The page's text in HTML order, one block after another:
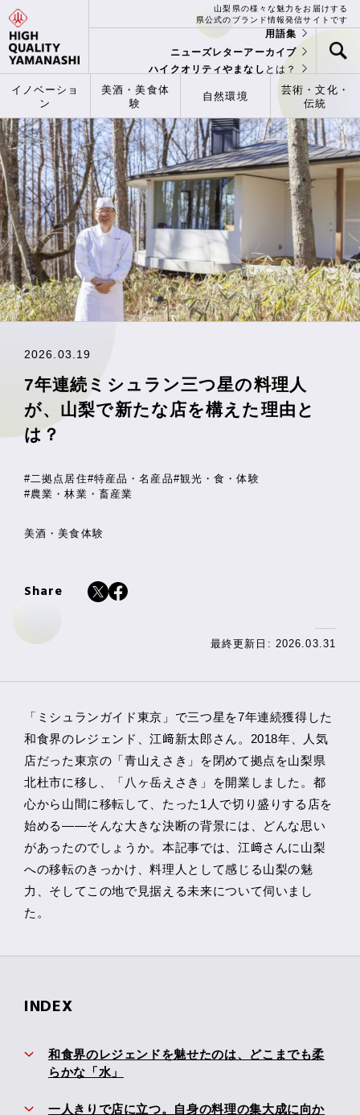
山梨県の様々な魅力をお届けする
県公式のブランド情報発信サイトです
用語集
ニューズレターアーカイブ
ハイクオリティやまなし とは？
イノベーショ
ン
美酒・美食体
験
自然環境
芸術・文化・
伝統
2026.03.19
7年連続ミシュラン三つ星の料理人
が、山梨で新たな店を構えた理由と
は？
#二拠点居住#特産品・名産品#観光・食・体験
#農業・林業・畜産業
美酒・美食体験
Share
最終更新日: 2026.03.31
「ミシュランガイド東京」で三つ星を7年連続獲得した
和食界のレジェンド、江﨑新太郎さん。2018年、人気
店だった東京の「青山えさき」を閉めて拠点を山梨県
北杜市に移し、「八ヶ岳えさき」を開業しました。都
心から山間に移転して、たった1人で切り盛りする店を
始める――そんな大きな決断の背景には、どんな思い
があったのでしょうか。本記事では、江﨑さんに山梨
への移転のきっかけ、料理人として感じる山梨の魅
力、そしてこの地で見据える未来について伺いまし
た。
INDEX
和食界のレジェンドを魅せたのは、どこまでも柔
らかな「水」
一人きりで店に立つ。自身の料理の集大成に向か